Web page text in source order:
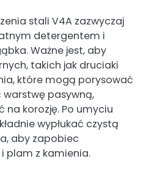
stali V4A zazwyczaj
detergentem i
Ważne jest, aby
takich jak druciaki
które mogą porysować
warstwę pasywną,
na korozję. Po umyciu
wypłukać czystą
aby zapobiec
plam z kamienia.